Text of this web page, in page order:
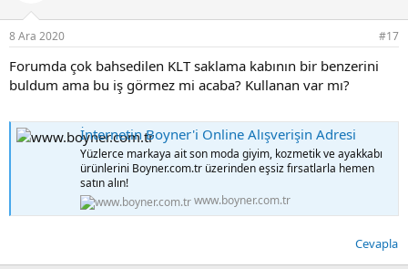
8 Ara 2020 #17
Forumda çok bahsedilen KLT saklama kabının bir benzerini
buldum ama bu iş görmez mi acaba? Kullanan var mı?
İnternetin Boyner'i Online Alışverişin Adresi
Yüzlerce markaya ait son moda giyim, kozmetik ve ayakkabı
ürünlerini Boyner.com.tr üzerinden eşsiz fırsatlarla hemen
satın alın!
www.boyner.com.tr
Cevapla